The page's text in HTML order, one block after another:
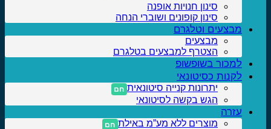
סינון חנויות אופנה
סינון קופונים ושוברי הנחה
מבצעים וטלגרם
מבצעים
הצטרף למבצעים בטלגרם
למכור בשופשופ
לקנות כסיטונאי
יתרונות קנייה סיטונאית
הגש בקשה לסיטונאי
עזרה
מוצרים ללא מע”מ באילת